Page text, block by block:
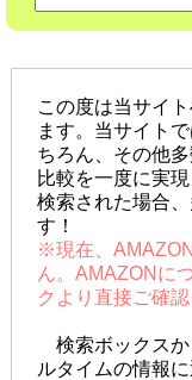
この度は当サイ
ます。当サイト
ちろん、その他
比較を一度に実
検索された場合
す！
※現在、
ん。AMAZONに
クより直接ご確
検索ボックスか
ルタイムの情報